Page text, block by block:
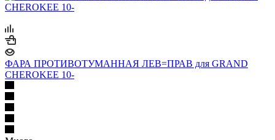
ФАРА ПРОТИВОТУМАННАЯ ЛЕВ=ПРАВ для GRAND
CHEROKEE 10-